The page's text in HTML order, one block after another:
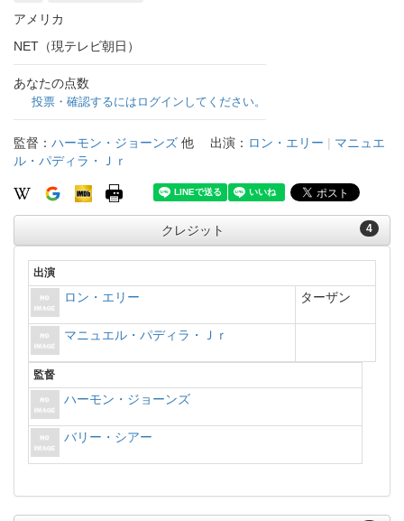
アメリカ
NET（現テレビ朝日）
あなたの点数
投票・確認するにはログインしてください。
監督： ハーモン・ジョーンズ 他 出演： ロン・エリー | マニュエ
ル・パディラ・Ｊｒ
4
クレジット
出演
ロン・エリー ターザン
マニュエル・パディラ・Ｊｒ
監督
ハーモン・ジョーンズ
バリー・シアー